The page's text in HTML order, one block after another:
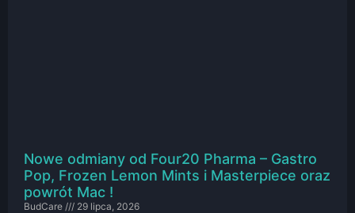
Nowe odmiany od Four20 Pharma – Gastro
Pop, Frozen Lemon Mints i Masterpiece oraz
powrót Mac !
BudCare 29 lipca, 2026